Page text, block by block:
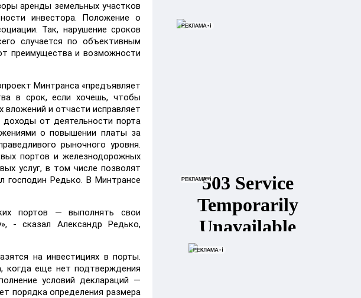
аренды земельных участков
инвестора. Положение о
Так, нарушение сроков
случается по объективным
преимущества и возможности
Минтранса «предъявляет
в срок, если хочешь, чтобы
и отчасти исправляет
доходы от деятельности порта
о повышении платы за
рыночного уровня.
портов и железнодорожных
услуг, в том числе позволят
господин Редько. В Минтрансе
портов — выполнять свои
- сказал Александр Редько,
на инвестициях в порты.
когда еще нет подтверждения
условий деклараций —
порядка определения размера